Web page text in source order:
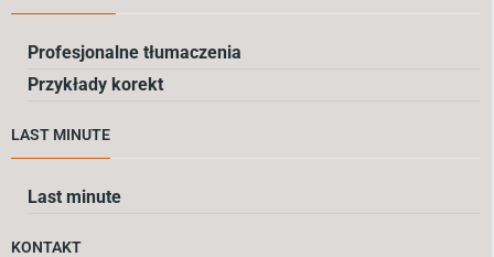
Profesjonalne tłumaczenia
Przykłady korekt
LAST MINUTE
Last minute
KONTAKT